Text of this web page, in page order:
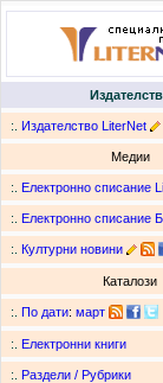
:. Издателство LiterNet
Медии
:. Електронно списание
:. Електронно списание
:. Културни новини
Каталози
:. По дати: март
:. Електронни книги
:. Раздели / Рубрики